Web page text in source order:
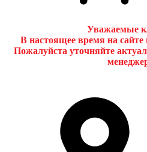
Уважаемые
В настоящее время на сайте
Пожалуйста уточняйте